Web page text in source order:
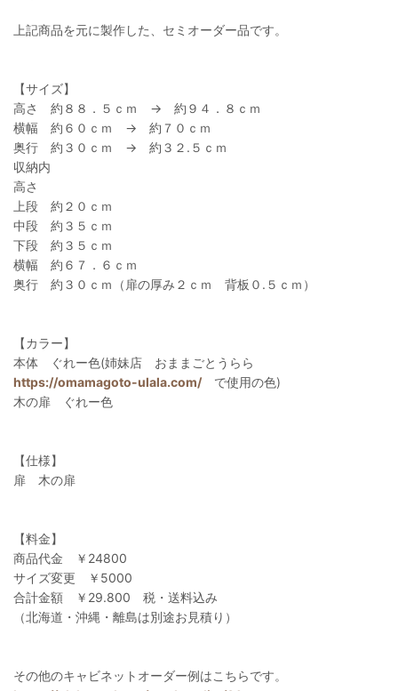
上記商品を元に製作した、セミオーダー品です。
【サイズ】
高さ 約８８．５ｃｍ → 約９４．８ｃｍ
横幅 約６０ｃｍ → 約７０ｃｍ
奥行 約３０ｃｍ → 約３２.５ｃｍ
収納内
高さ
上段 約２０ｃｍ
中段 約３５ｃｍ
下段 約３５ｃｍ
横幅 約６７．６ｃｍ
奥行 約３０ｃｍ（扉の厚み２ｃｍ 背板０.５ｃｍ）
【カラー】
本体 ぐれー色(姉妹店 おままごとうらら
https://omamagoto-ulala.com/で使用の色)
木の扉 ぐれー色
【仕様】
扉 木の扉
【料金】
商品代金 ￥24800
サイズ変更 ￥5000
合計金額 ￥29.800 税・送料込み
（北海道・沖縄・離島は別途お見積り）
その他のキャビネットオーダー例はこちらです。